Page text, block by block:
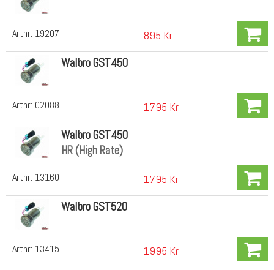
Artnr: 19207 895 Kr
Artnr: 02088
Walbro GST450
1795 Kr
Artnr: 13160
Walbro GST450
HR (High Rate)
1795 Kr
Artnr: 13415
Walbro GST520
1995 Kr